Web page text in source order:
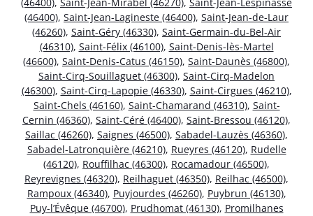
(46400), Saint-Jean-Lagineste (46400), Saint-Jean-de-Laur
(46260), Saint-Géry (46330), Saint-Germain-du-Bel-Air
(46310), Saint-Félix (46100), Saint-Denis-lès-Martel
(46600), Saint-Denis-Catus (46150), Saint-Daunès (46800),
Saint-Cirq-Souillaguet (46300), Saint-Cirq-Madelon
(46300), Saint-Cirq-Lapopie (46330), Saint-Cirgues (46210),
Saint-Chels (46160), Saint-Chamarand (46310), Saint-
Cernin (46360), Saint-Céré (46400), Saint-Bressou (46120),
Saillac (46260), Saignes (46500), Sabadel-Lauzès (46360),
Sabadel-Latronquière (46210), Rueyres (46120), Rudelle
(46120), Rouffilhac (46300), Rocamadour (46500),
Reyrevignes (46320), Reilhaguet (46350), Reilhac (46500),
Rampoux (46340), Puyjourdes (46260), Puybrun (46130),
Puy-l’Évêque (46700), Prudhomat (46130), Promilhanes